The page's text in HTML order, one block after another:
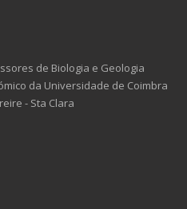
de Biologia e Geologia
da Universidade de Coimbra
- Sta Clara